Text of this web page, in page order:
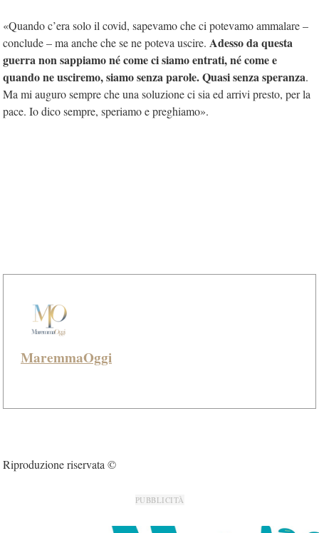
«Quando c’era solo il covid, sapevamo che ci potevamo ammalare –
conclude – ma anche che se ne poteva uscire. Adesso da questa
guerra non sappiamo né come ci siamo entrati, né come e
quando ne usciremo, siamo senza parole. Quasi senza speranza.
Ma mi auguro sempre che una soluzione ci sia ed arrivi presto, per la
pace. Io dico sempre, speriamo e preghiamo».
MaremmaOggi
Riproduzione riservata ©
PUBBLICITÀ